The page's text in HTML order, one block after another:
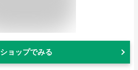
ショップでみる